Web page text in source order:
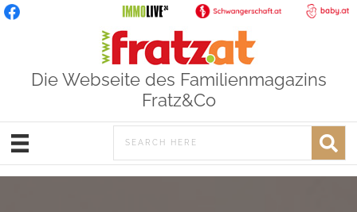
Die Webseite des Familienmagazins
Fratz&Co